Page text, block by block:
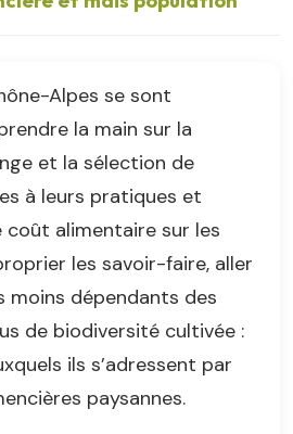
Alpes se sont
la main sur la
et la sélection de
à leurs pratiques et
coût alimentaire sur les
les savoir-faire, aller
moins dépendants des
de biodiversité cultivée :
ils s’adressent par
paysannes.